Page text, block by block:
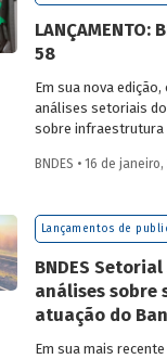
LANÇAMENTO:
58
Em sua nova
análises setoriais
sobre infraestrutura
sustentáveis,
BNDES • 16 de janeiro,
Lançamentos de
BNDES
análises sobre
atuação do
Em sua mais